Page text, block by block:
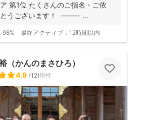
第1位 たくさんのご指名・ご依
とうございます！ ⸻ ...
98% 最終アクティブ： 12時間以内
（かんのまさひろ）
4.9 (12)男性